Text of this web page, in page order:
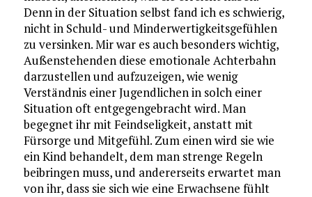
Denn in der Situation selbst fand ich es schwierig,
nicht in Schuld- und Minderwertigkeitsgefühlen
zu versinken. Mir war es auch besonders wichtig,
Außenstehenden diese emotionale Achterbahn
darzustellen und aufzuzeigen, wie wenig
Verständnis einer Jugendlichen in solch einer
Situation oft entgegengebracht wird. Man
begegnet ihr mit Feindseligkeit, anstatt mit
Fürsorge und Mitgefühl. Zum einen wird sie wie
ein Kind behandelt, dem man strenge Regeln
beibringen muss, und andererseits erwartet man
von ihr, dass sie sich wie eine Erwachsene fühlt